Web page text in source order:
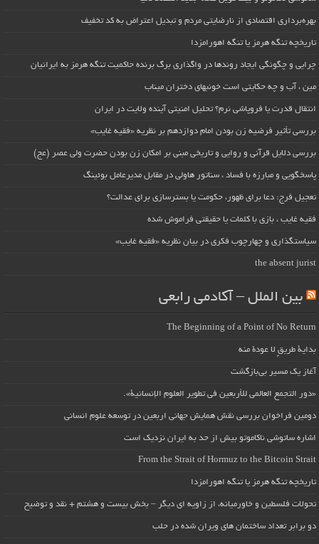
بهره‌برداری اقتصادی از نارضایتی مردم و تبدیل اعتراض به کد تخفیف
تاریخچه تنگه هرمز یا تنگه اهورامزدا
چرایی و چگونگی ایجاد روندها در واگذاری برگ برنده حاکمیت تنگه هرمز به ایرانیان
مین ، آب و چه حکایتی است خونبهای دختران میناب
انتقال قدرت یا فروپاشی نرم؟ تحلیل امنیتی آینده ولایت در ایران
بررسی تأثیر فرضیه زن بودن امام دوازدهم بر نظریه «فقیه غایب»
بررسی دلایل قرآنی و روایی و تاریخی مبنی بر امکان زن بودن حضرت ولی عصر (عج)
پاسخگویی و مبارزه با فساد ، سناتور هاولی در مقابل مدیرعامل بوئینگ
تعجیل فرج: دعا برای ظهور، حکومت یا بسترسازی برای عدالت؟
فقیه غایب ، بازی با کلمات یا حقیقتی فراموش شده
سیاستگذاری و چهارچوب فکری در بیان نظریه «فقیه غایب»
the absent jurist
بین الملل – آکادمی رابعی
The Beginning of a Point of No Return
بداية طريقٍ لا عودة منه
آغاز یک مسیر بی‌بازگشت
«دور التجمع العالمي للأربعين في تطوير العلوم الإنسانية».
دومین فراخوان بررسی نقش همایش جهانی اربعین در توسعه علوم انسانی
اشاره ساتوشی ناکاموتو بیش از حد به ایران نزدیک است
From the Strait of Hormuz to the Bitcoin Strait
تاریخچه تنگه هرمز یا تنگه اهورامزدا
تحولات فلسطین و خاورمیانه، از زاویه ای دیگر – بخش بیست و هشتم + نقد و توضیح
دو برابر تعداد ساختمان های ویران شده در حلب